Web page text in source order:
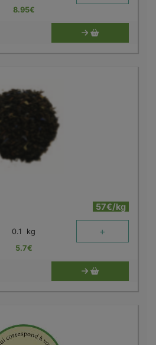
8.95€
57€/kg
0.1 kg +
5.7€